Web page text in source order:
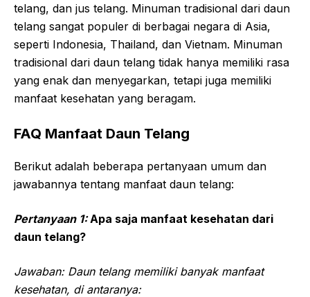
telang, dan jus telang. Minuman tradisional dari daun
telang sangat populer di berbagai negara di Asia,
seperti Indonesia, Thailand, dan Vietnam. Minuman
tradisional dari daun telang tidak hanya memiliki rasa
yang enak dan menyegarkan, tetapi juga memiliki
manfaat kesehatan yang beragam.
FAQ Manfaat Daun Telang
Berikut adalah beberapa pertanyaan umum dan
jawabannya tentang manfaat daun telang:
Pertanyaan 1:Apa saja manfaat kesehatan dari
daun telang?
Jawaban: Daun telang memiliki banyak manfaat
kesehatan, di antaranya: